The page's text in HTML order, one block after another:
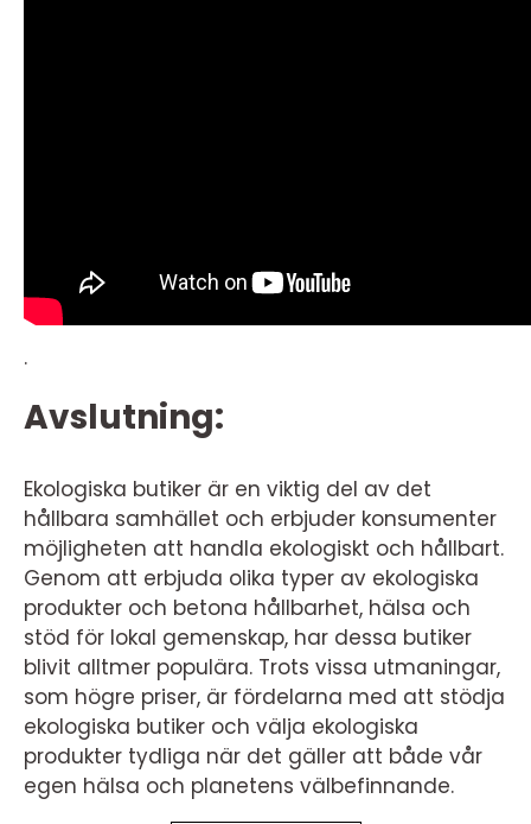
.
Avslutning:
Ekologiska butiker är en viktig del av det
hållbara samhället och erbjuder konsumenter
möjligheten att handla ekologiskt och hållbart.
Genom att erbjuda olika typer av ekologiska
produkter och betona hållbarhet, hälsa och
stöd för lokal gemenskap, har dessa butiker
blivit alltmer populära. Trots vissa utmaningar,
som högre priser, är fördelarna med att stödja
ekologiska butiker och välja ekologiska
produkter tydliga när det gäller att både vår
egen hälsa och planetens välbefinnande.